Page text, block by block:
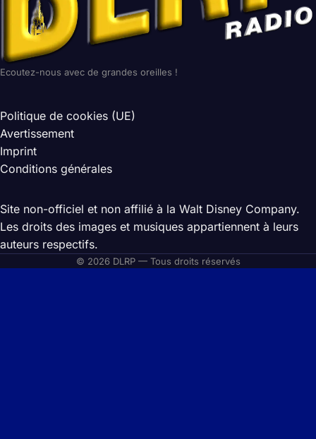
Ecoutez-nous avec de grandes oreilles !
Politique de cookies (UE)
Avertissement
Imprint
Conditions générales
Site non-officiel et non affilié à la Walt Disney Company.
Les droits des images et musiques appartiennent à leurs
auteurs respectifs.
© 2026 DLRP — Tous droits réservés